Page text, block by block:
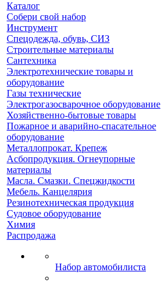
Каталог
Собери свой набор
Инструмент
Спецодежда, обувь, СИЗ
Строительные материалы
Сантехника
Электротехнические товары и
оборудование
Газы технические
Электрогазосварочное оборудование
Хозяйственно-бытовые товары
Пожарное и аварийно-спасательное
оборудование
Металлопрокат. Крепеж
Асбопродукция. Огнеупорные
материалы
Масла. Смазки. Спецжидкости
Мебель. Канцелярия
Резинотехническая продукция
Судовое оборудование
Химия
Распродажа
Набор автомобилиста